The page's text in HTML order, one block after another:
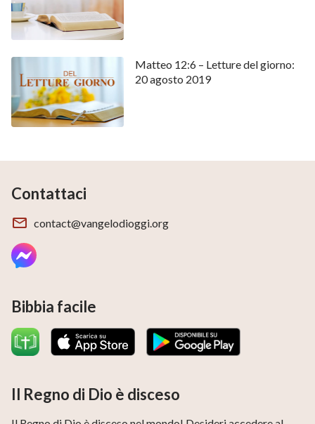
Matteo 12:6 – Letture del giorno:
20 agosto 2019
Contattaci
contact@vangelodioggi.org
Bibbia facile
Il Regno di Dio è disceso